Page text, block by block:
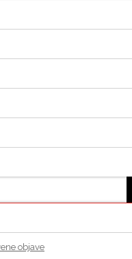
objave